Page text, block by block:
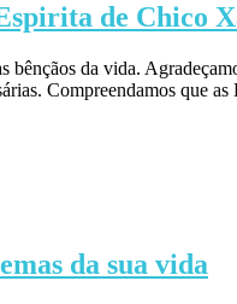
de Chico
bênçãos da vida.
Compreendamos que
da sua vida